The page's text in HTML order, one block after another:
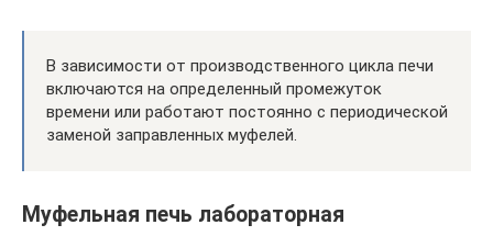
В зависимости от производственного цикла печи
включаются на определенный промежуток
времени или работают постоянно с периодической
заменой заправленных муфелей.
Муфельная печь лабораторная